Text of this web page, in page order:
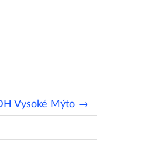
Vysoké Mýto →